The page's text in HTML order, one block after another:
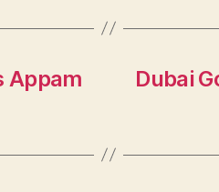
Appam
Dubai